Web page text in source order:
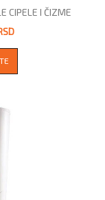
CIPELE I ČIZME